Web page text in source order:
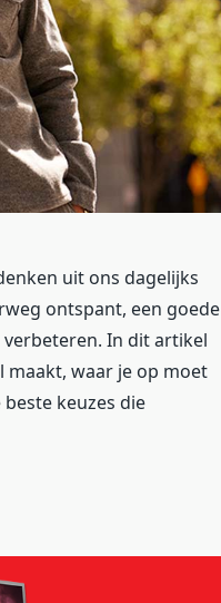
uit ons dagelijks
ontspant, een goede
In dit artikel
maakt, waar je op moet
keuzes die